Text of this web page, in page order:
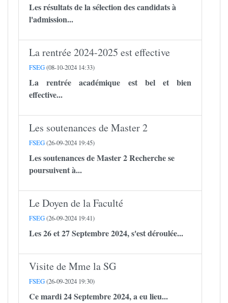
Les résultats de la sélection des candidats à
l'admission...
La rentrée 2024-2025 est effective
FSEG(08-10-2024 14:33)
La rentrée académique est bel et bien
effective...
Les soutenances de Master 2
FSEG(26-09-2024 19:45)
Les soutenances de Master 2 Recherche se
poursuivent à...
Le Doyen de la Faculté
FSEG(26-09-2024 19:41)
Les 26 et 27 Septembre 2024, s'est déroulée...
Visite de Mme la SG
FSEG(26-09-2024 19:30)
Ce mardi 24 Septembre 2024, a eu lieu...